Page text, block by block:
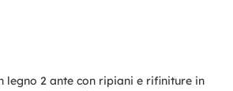
legno 2 ante con ripiani e rifiniture in